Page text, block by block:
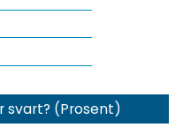
svart? (Prosent)